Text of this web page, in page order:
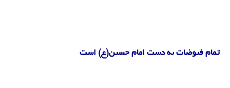
تمام فیوضات به دست امام حسین(ع) است